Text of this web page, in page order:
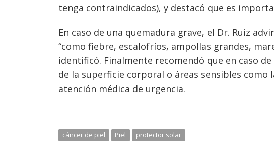
tenga contraindicados), y destacó que es
En caso de una quemadura grave, el Dr. Ruiz
“como fiebre, escalofríos, ampollas grandes,
identificó. Finalmente recomendó que en caso
de la superficie corporal o áreas sensibles como
atención médica de urgencia.
cáncer de piel Piel protector solar